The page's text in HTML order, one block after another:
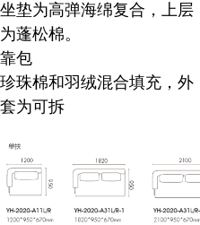
坐垫为高弹海绵复合，上层
为蓬松棉。
靠包
珍珠棉和羽绒混合填充，外
套为可拆